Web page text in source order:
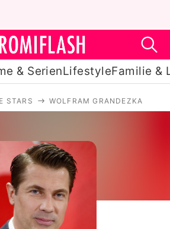
& SerienLifestyleFamilie &
Filme & Serien
Lifestyle
Familie & Liebe
STARS WOLFRAM GRANDEZKA